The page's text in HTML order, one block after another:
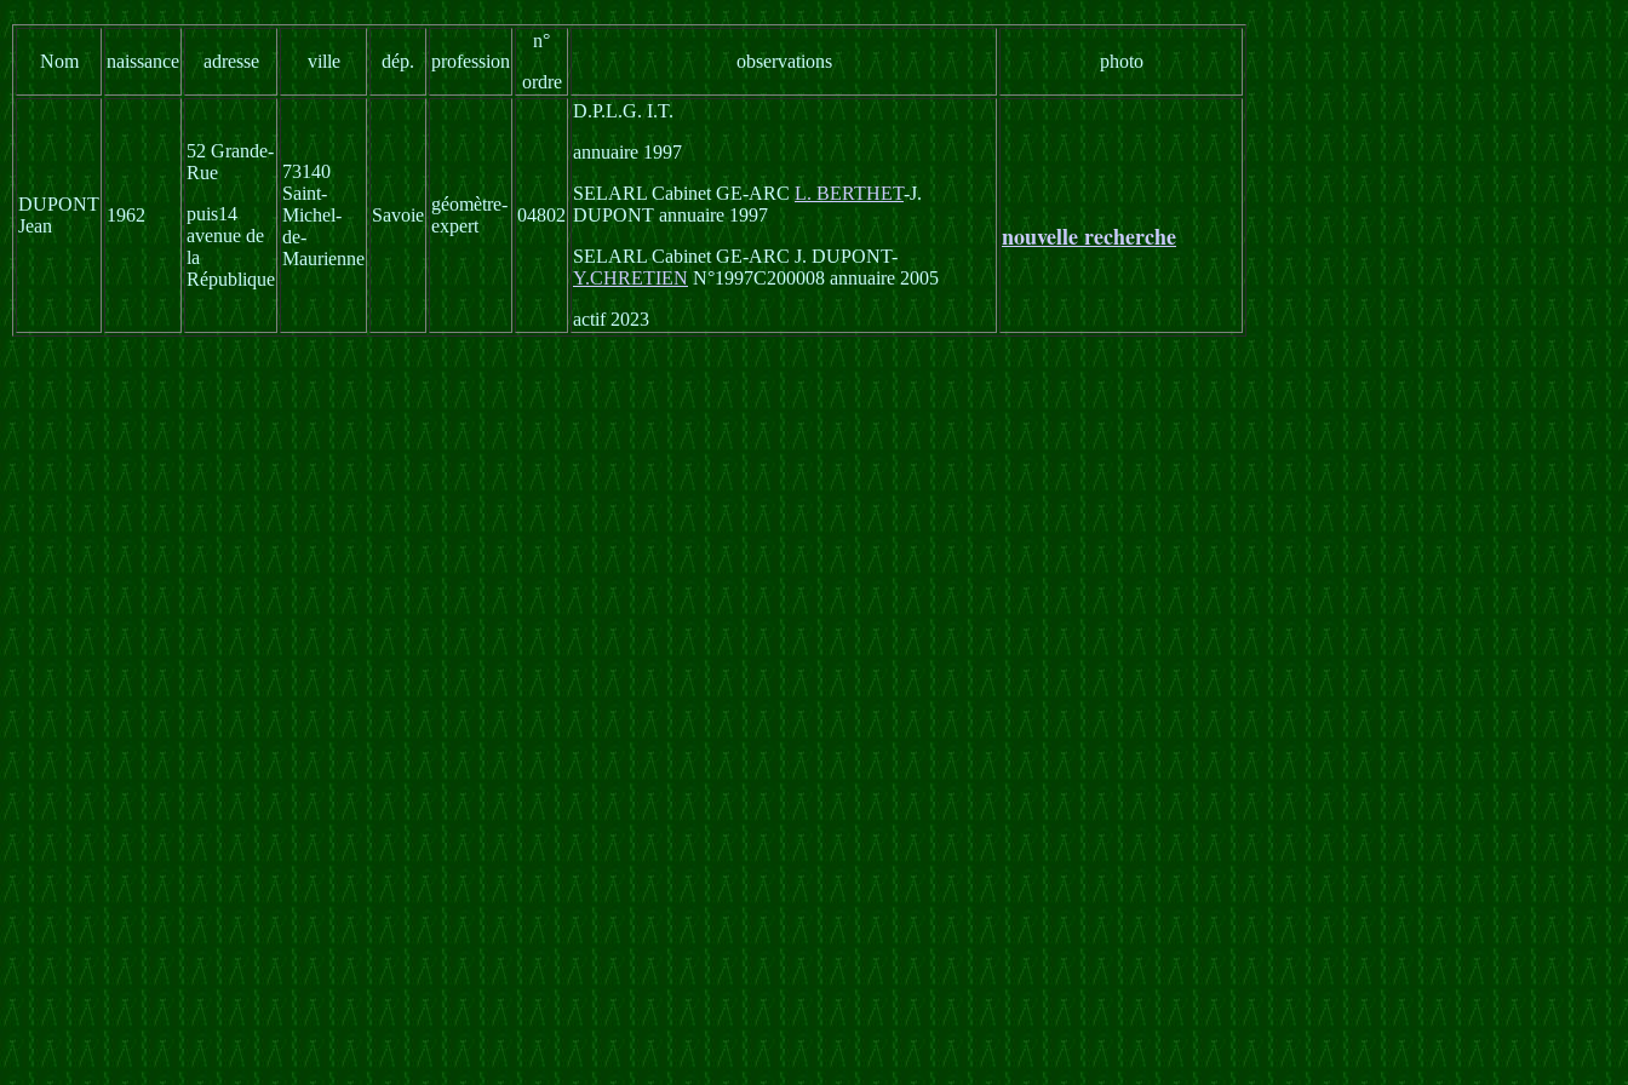
Nom naissance adresse ville dép. profession
n°
ordre
observations photo
DUPONT
Jean
1962
52 Grande-
Rue
puis14
avenue de
la
République
73140
Saint-
Michel-
de-
Maurienne
Savoie
géomètre-
expert
04802
D.P.L.G. I.T.
annuaire 1997
SELARL Cabinet GE-ARCL. BERTHET-J.
DUPONT annuaire 1997
SELARL Cabinet GE-ARC J. DUPONT-
Y.CHRETIEN N°1997C200008 annuaire 2005
actif 2023
nouvelle recherche